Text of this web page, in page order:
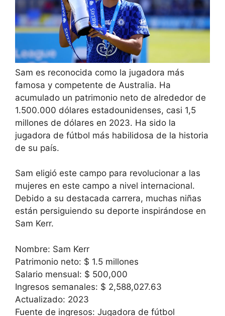
Sam es reconocida como la jugadora más
famosa y competente de Australia. Ha
acumulado un patrimonio neto de alrededor de
1.500.000 dólares estadounidenses, casi 1,5
millones de dólares en 2023. Ha sido la
jugadora de fútbol más habilidosa de la historia
de su país.
Sam eligió este campo para revolucionar a las
mujeres en este campo a nivel internacional.
Debido a su destacada carrera, muchas niñas
están persiguiendo su deporte inspirándose en
Sam Kerr.
Nombre: Sam Kerr
Patrimonio neto: $ 1.5 millones
Salario mensual: $ 500,000
Ingresos semanales: $ 2,588,027.63
Actualizado: 2023
Fuente de ingresos: Jugadora de fútbol